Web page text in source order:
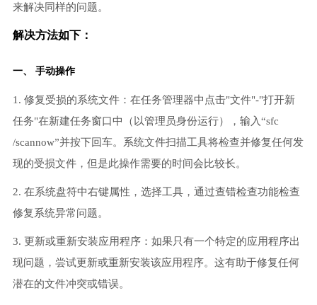
来解决同样的问题。
解决方法如下：
一、 手动操作
1. 修复受损的系统文件：在任务管理器中点击"文件"-"打开新
任务"在新建任务窗口中（以管理员身份运行），输入“sfc
/scannow”并按下回车。系统文件扫描工具将检查并修复任何发
现的受损文件，但是此操作需要的时间会比较长。
2. 在系统盘符中右键属性，选择工具，通过查错检查功能检查
修复系统异常问题。
3. 更新或重新安装应用程序：如果只有一个特定的应用程序出
现问题，尝试更新或重新安装该应用程序。这有助于修复任何
潜在的文件冲突或错误。